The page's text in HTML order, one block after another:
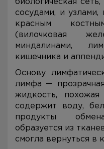
биологическая
сосудами, и
красным
(вилочковая
миндалинами,
кишечника и
Основу
лимфа —
жидкость,
содержит воду,
продукты
образуется из
смогла вернуться в